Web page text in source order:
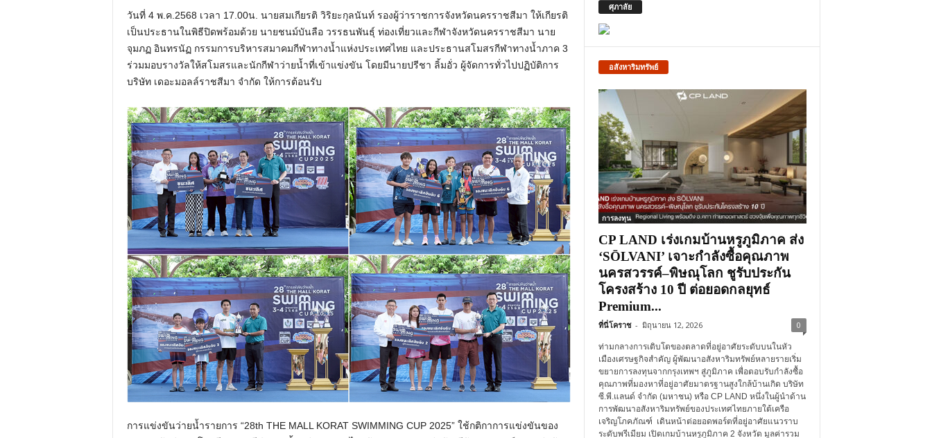
วันที่ 4 พ.ค.2568 เวลา 17.00น. นายสมเกียรติ วิริยะกุลนันท์ รองผู้ว่าราชการจังหวัดนครราชสีมา ให้เกียรติ
เป็นประธานในพิธีปิดพร้อมด้วย นายชนม์บันลือ วรรธนพันธุ์ ท่องเที่ยวและกีฬาจังหวัดนครราชสีมา นาย
จุมภฏ อินทรนัฏ กรรมการบริหารสมาคมกีฬาทางน้ำแห่งประเทศไทย และประธานสโมสรกีฬาทางน้ำภาค 3
ร่วมมอบรางวัลให้สโมสรและนักกีฬาว่ายน้ำที่เข้าแข่งขัน โดยมีนายปรีชา ลิ้มอั่ว ผู้จัดการทั่วไปปฏิบัติการ
บริษัท เดอะมอลล์ราชสีมา จำกัด ให้การต้อนรับ
การแข่งขันว่ายน้ำรายการ “28th THE MALL KORAT SWIMMING CUP 2025” ใช้กติกาการแข่งขันของ
ศุภาลัย
อสังหาริมทรัพย์
การลงทุน
CP LAND เร่งเกมบ้านหรูภูมิภาค ส่ง
‘SŌLVANI’ เจาะกำลังซื้อคุณภาพ
นครสวรรค์–พิษณุโลก ชูรับประกัน
โครงสร้าง 10 ปี ต่อยอดกลยุทธ์
Premium...
ที่นี่โคราช - มิถุนายน 12, 2026 0
ท่ามกลางการเติบโตของตลาดที่อยู่อาศัยระดับบนในหัว
เมืองเศรษฐกิจสำคัญ ผู้พัฒนาอสังหาริมทรัพย์หลายรายเริ่ม
ขยายการลงทุนจากกรุงเทพฯ สู่ภูมิภาค เพื่อตอบรับกำลังซื้อ
คุณภาพที่มองหาที่อยู่อาศัยมาตรฐานสูงใกล้บ้านเกิด บริษัท
ซี.พี.แลนด์ จำกัด (มหาชน) หรือ CP LAND หนึ่งในผู้นำด้าน
การพัฒนาอสังหาริมทรัพย์ของประเทศไทยภายใต้เครือ
เจริญโภคภัณฑ์ เดินหน้าต่อยอดพอร์ตที่อยู่อาศัยแนวราบ
ระดับพรีเมียม เปิดเกมบ้านหรูภูมิภาค 2 จังหวัด มูลค่ารวม